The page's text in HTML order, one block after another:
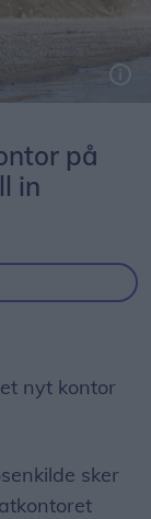
på
in
nyt kontor
sker